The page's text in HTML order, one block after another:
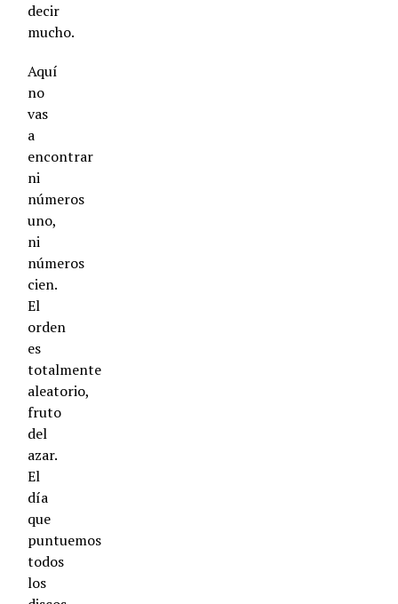
decir
mucho.
Aquí
no
vas
a
encontrar
ni
números
uno,
ni
números
cien.
El
orden
es
totalmente
aleatorio,
fruto
del
azar.
El
día
que
puntuemos
todos
los